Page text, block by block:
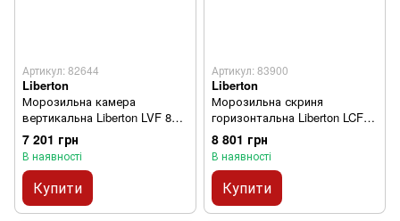
Артикул: 82644
Liberton
Морозильна камера
вертикальна Liberton LVF 85-
90H
7 201 грн
В наявності
Купити
Артикул: 83900
Liberton
Морозильна скриня
горизонтальна Liberton LCF-
200H
8 801 грн
В наявності
Купити